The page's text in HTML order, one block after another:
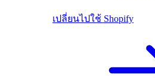
เปลี่ยนไปใช้ Shopify